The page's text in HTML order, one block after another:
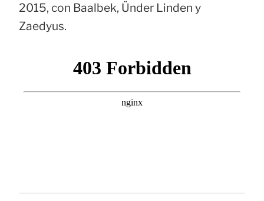
2015, con Baalbek, Ünder Linden y
Zaedyus.